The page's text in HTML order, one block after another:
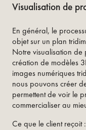
Visualisation de
En général, le
objet sur un plan
Notre visualisation de
création de modèles
images numériques
nous pouvons créer
permettent de voir le
commercialiser au
Ce que le client reçoit :